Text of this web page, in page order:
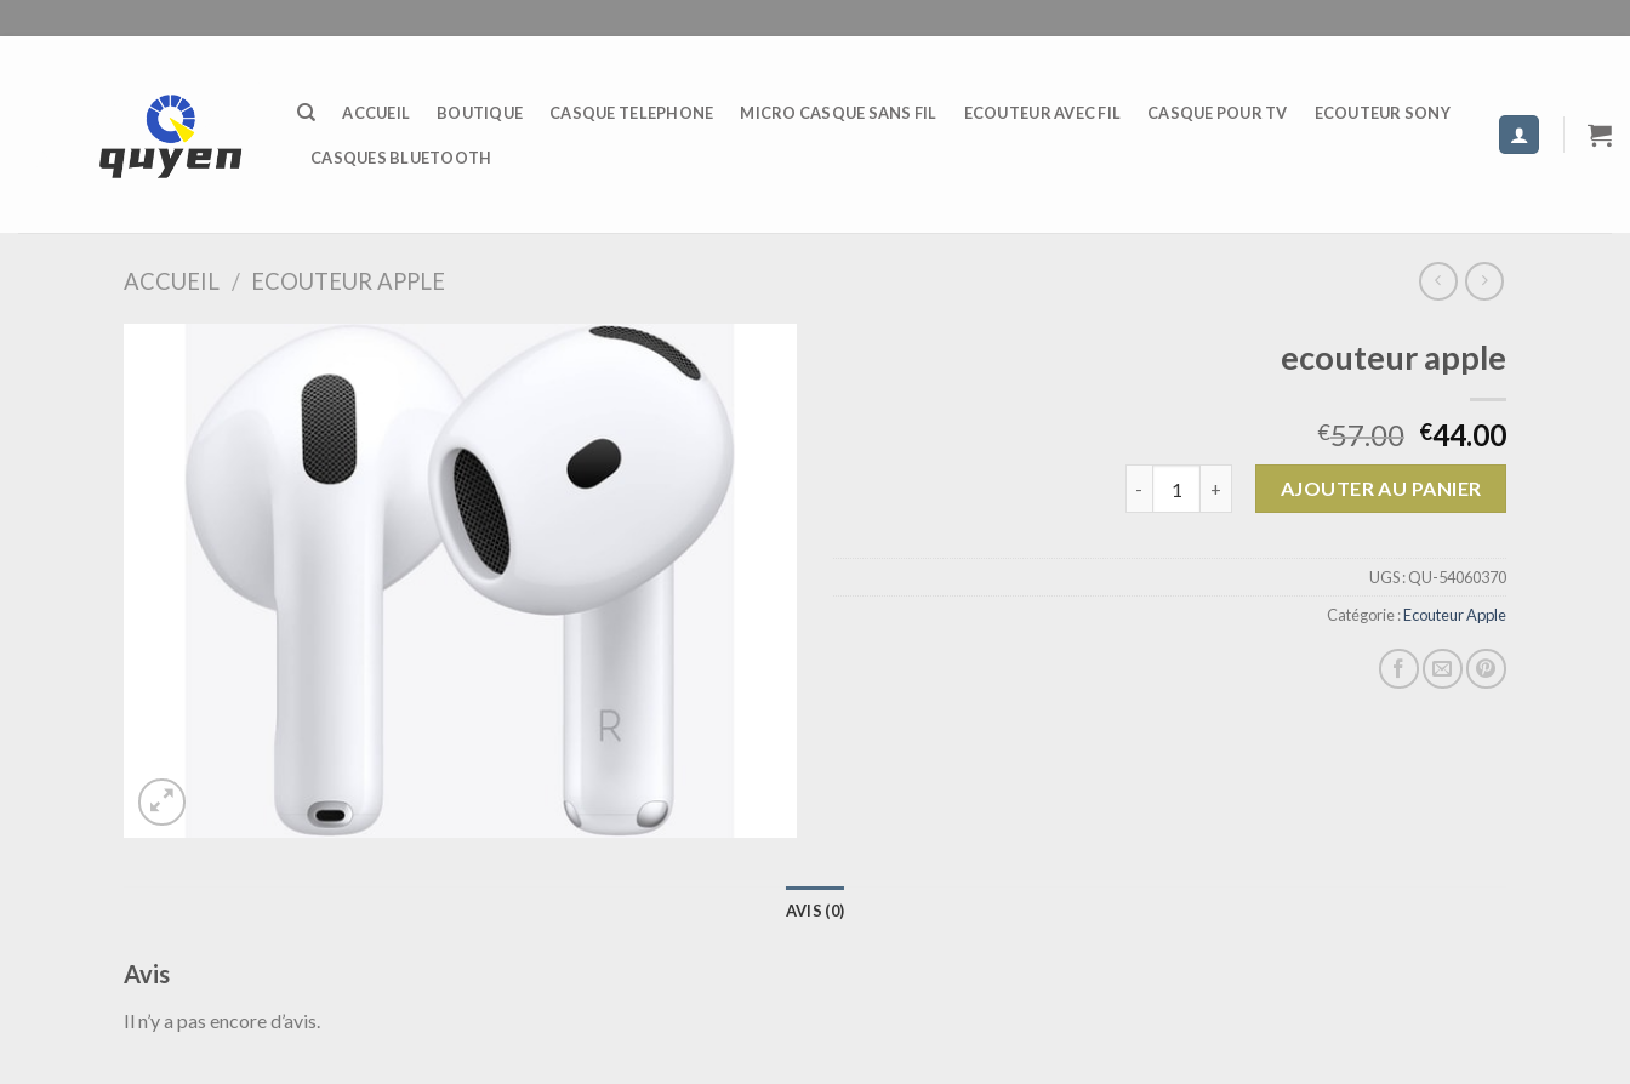
ACCUEIL BOUTIQUE CASQUE TELEPHONE MICRO CASQUE SANS FIL ECOUTEUR AVEC FIL CASQUE POUR TV ECOUTEUR SONY
CASQUES BLUETOOTH
ACCUEIL / ECOUTEUR APPLE
ecouteur apple
€57.00 €44.00
AJOUTER AU PANIER
UGS :QU-54060370
Catégorie :Ecouteur Apple
AVIS (0)
Avis
Il n’y a pas encore d’avis.